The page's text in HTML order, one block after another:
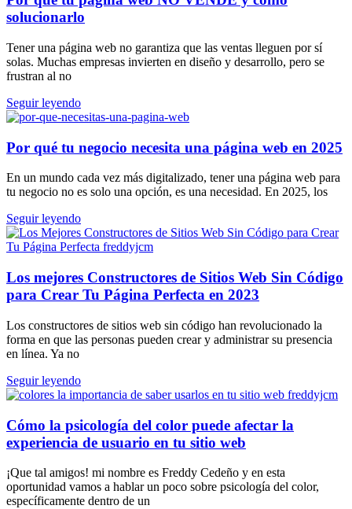
solucionarlo
Tener una página web no garantiza que las ventas lleguen por sí
solas. Muchas empresas invierten en diseño y desarrollo, pero se
frustran al no
Seguir leyendo
Por qué tu negocio necesita una página web en 2025
En un mundo cada vez más digitalizado, tener una página web para
tu negocio no es solo una opción, es una necesidad. En 2025, los
Seguir leyendo
Los mejores Constructores de Sitios Web Sin Código
para Crear Tu Página Perfecta en 2023
Los constructores de sitios web sin código han revolucionado la
forma en que las personas pueden crear y administrar su presencia
en línea. Ya no
Seguir leyendo
Cómo la psicología del color puede afectar la
experiencia de usuario en tu sitio web
¡Que tal amigos! mi nombre es Freddy Cedeño y en esta
oportunidad vamos a hablar un poco sobre psicología del color,
específicamente dentro de un